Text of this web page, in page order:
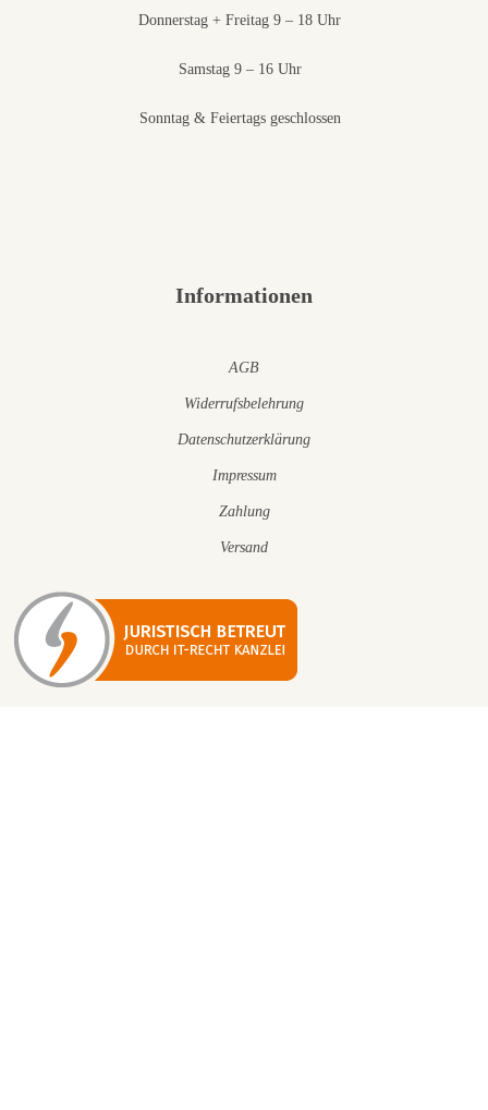
Donnerstag + Freitag 9 – 18 Uhr
Samstag 9 – 16 Uhr
Sonntag & Feiertags geschlossen
Informationen
AGB
Widerrufsbelehrung
Datenschutzerklärung
Impressum
Zahlung
Versand